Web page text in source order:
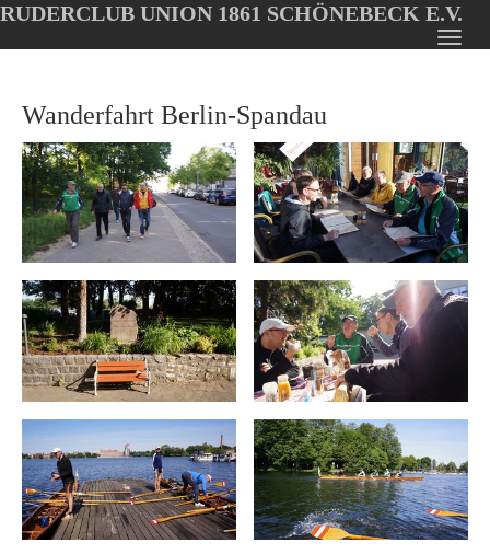
Oops, an error occurred! Code: 202608070502370790071f
main
content
RUDERCLUB UNION 1861 SCHÖNEBECK E.V.
Wanderfahrt Berlin-Spandau